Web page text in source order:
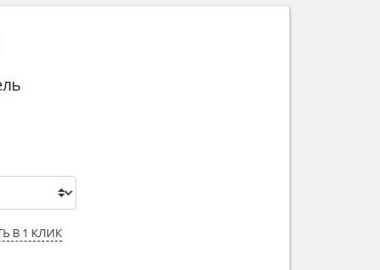
В 1 КЛИК